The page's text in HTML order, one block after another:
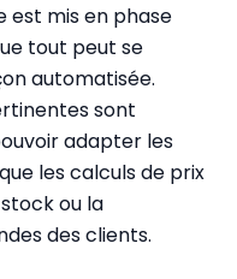
est mis en phase
tout peut se
automatisée.
sont
adapter les
les calculs de prix
ou la
des clients.